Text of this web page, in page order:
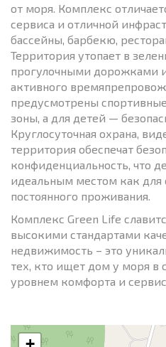
от моря. Комплекс
сервиса и отличной
бассейны, барбекю,
Территория утопает в
прогулочными дорожками
активного
предусмотрены
зоны, а для детей —
Круглосуточная охрана,
территория обеспечат
конфиденциальность, что
идеальным местом как для
постоянного проживания.
Комплекс Green Life
высокими стандартами
недвижимость – это
тех, кто ищет дом у моря в
уровнем комфорта и